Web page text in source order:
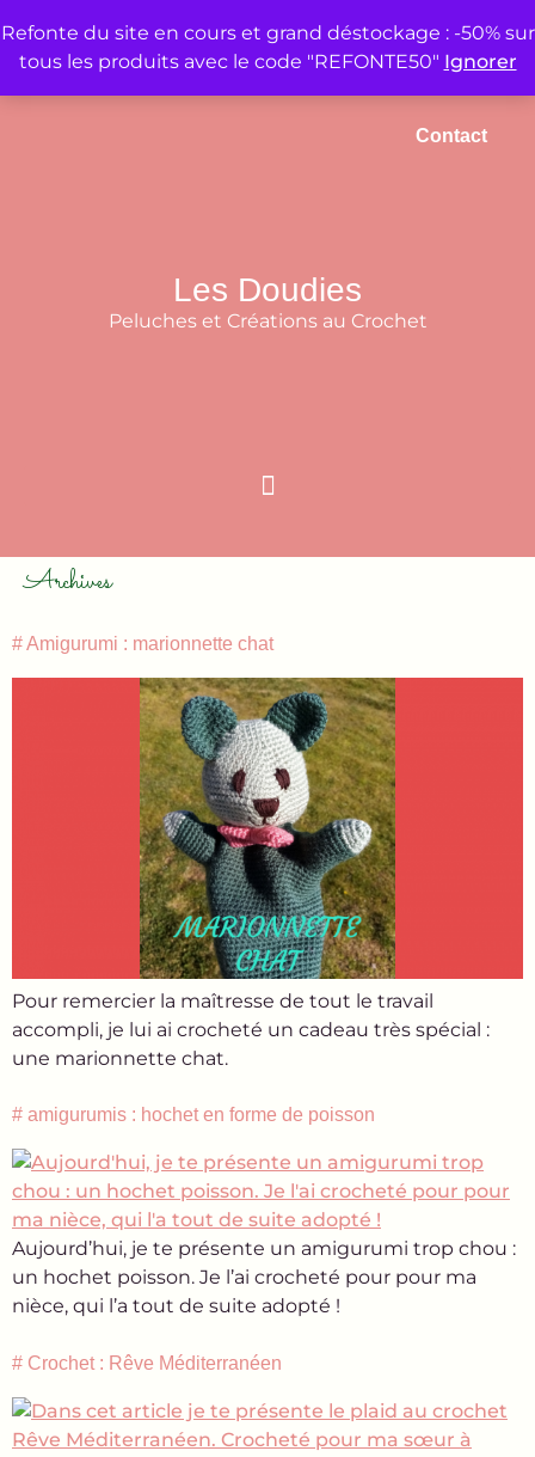
Refonte du site en cours et grand déstockage : -50% sur
tous les produits avec le code "REFONTE50" Ignorer
Contact
Les Doudies
Peluches et Créations au Crochet
Archives
# Amigurumi : marionnette chat
Pour remercier la maîtresse de tout le travail
accompli, je lui ai crocheté un cadeau très spécial :
une marionnette chat.
# amigurumis : hochet en forme de poisson
Aujourd’hui, je te présente un amigurumi trop chou :
un hochet poisson. Je l’ai crocheté pour pour ma
nièce, qui l’a tout de suite adopté !
# Crochet : Rêve Méditerranéen